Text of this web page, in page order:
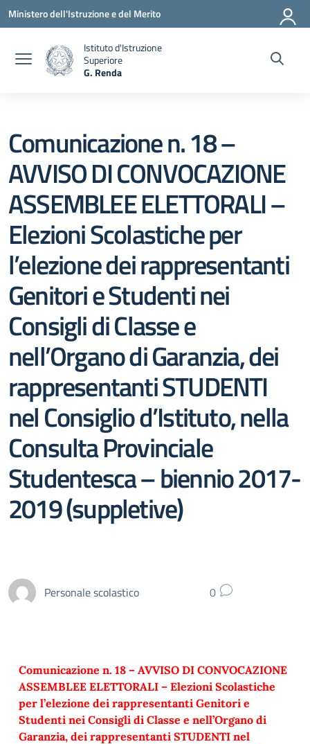
Vai ai contenuti
Vai al menu di navigazione
Vai al footer
Ministero dell'Istruzione e del Merito
Istituto d'Istruzione
Superiore
G. Renda
Comunicazione n. 18 –
AVVISO DI CONVOCAZIONE
ASSEMBLEE ELETTORALI –
Elezioni Scolastiche per
l’elezione dei rappresentanti
Genitori e Studenti nei
Consigli di Classe e
nell’Organo di Garanzia, dei
rappresentanti STUDENTI
nel Consiglio d’Istituto, nella
Consulta Provinciale
Studentesca – biennio 2017-
2019 (suppletive)
Personale scolastico 0
Comunicazione n. 18 – AVVISO DI CONVOCAZIONE
ASSEMBLEE ELETTORALI – Elezioni Scolastiche
per l’elezione dei rappresentanti Genitori e
Studenti nei Consigli di Classe e nell’Organo di
Garanzia, dei rappresentanti STUDENTI nel